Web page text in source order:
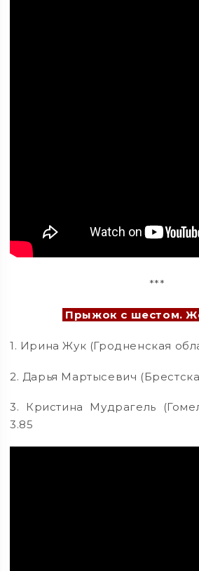
***
Прыжок с шестом.
1. Ирина Жук (Гродненская
2. Дарья Мартысевич
3. Кристина Мудрагель
3.85